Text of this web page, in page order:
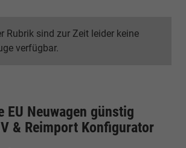
Rubrik sind zur Zeit leider keine
verfügbar.
EU Neuwagen günstig
& Reimport Konfigurator